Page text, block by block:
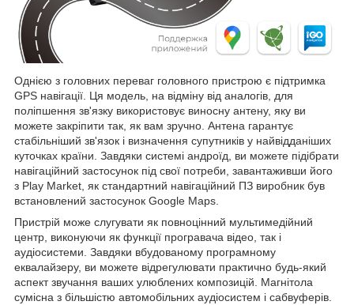
Однією з головних переваг головного пристрою є підтримка
GPS навігації. Ця модель, на відміну від аналогів, для
поліпшення зв'язку використовує виносну антену, яку ви
можете закріпити так, як вам зручно. Антена гарантує
стабільніший зв'язок і визначення супутників у найвідданіших
куточках країни. Завдяки системі андроїд, ви можете підібрати
навігаційний застосунок під свої потреби, завантаживши його
з Play Market, як стандартний навігаційний ПЗ виробник був
встановлений застосунок Google Maps.
Пристрій може слугувати як повноцінний мультимедійний
центр, виконуючи як функції програвача відео, так і
аудіосистеми. Завдяки вбудованому програмному
еквалайзеру, ви можете відрегулювати практично будь-який
аспект звучання ваших улюблених композицій. Магнітола
сумісна з більшістю автомобільних аудіосистем і сабвуферів.